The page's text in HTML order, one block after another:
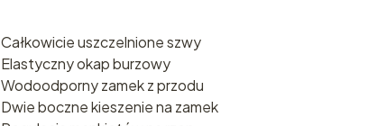
Całkowicie uszczelnione szwy
Elastyczny okap burzowy
Wodoodporny zamek z przodu
Dwie boczne kieszenie na zamek